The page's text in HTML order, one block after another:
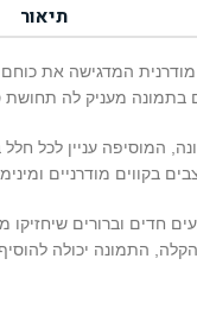
תיאור
המדגישה את
בתמונה מעניק לה
המוסיפה עניין לכל
בקווים מודרניים
חדים וברורים
התמונה יכולה